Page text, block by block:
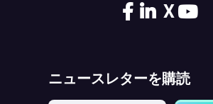
X
ニュースレターを購読